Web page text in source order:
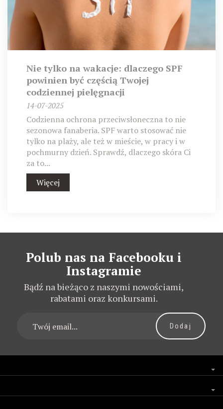
Nie tylko na wakacje: dlaczego SPF
powinien być częścią Twojej
codziennej pielęgnacji
14-07-2025
Codzienna ochrona przeciwsłoneczna to nie
sezonowa fanaberia. SPF warto stosować nie
tylko na plaży, ale też w mieście, w pracy i w
pochmurny dzień. Sprawdź, dlaczego skóra Ci
za to...
Więcej
Polub nas na Facebooku i
Instagramie
Bądź na bieżąco z naszymi nowościami,
rabatami oraz konkursami.